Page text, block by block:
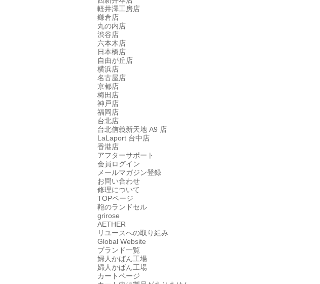
軽井澤工房店
鎌倉店
丸の内店
渋谷店
六本木店
日本橋店
自由が丘店
横浜店
名古屋店
京都店
梅田店
神戸店
福岡店
台北店
台北信義新天地 A9 店
LaLaport 台中店
香港店
アフターサポート
会員ログイン
メールマガジン登録
お問い合わせ
修理について
TOPページ
鞄のランドセル
grirose
AETHER
リユースへの取り組み
Global Website
ブランド一覧
婦人かばん工場
婦人かばん工場
カートページ